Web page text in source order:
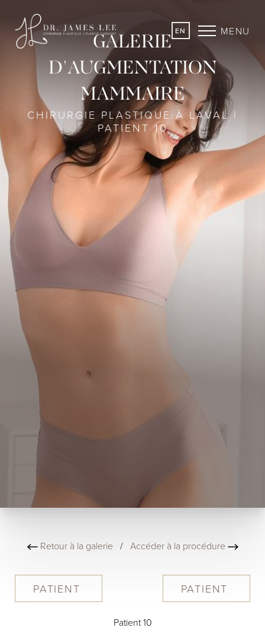
EN MENU
GALERIE
D'AUGMENTATION
MAMMAIRE
CHIRURGIE PLASTIQUE À LAVAL |
PATIENT 10
Retour à la galerie/ Accéder à la procédure
PATIENT
Patient 10
PATIENT